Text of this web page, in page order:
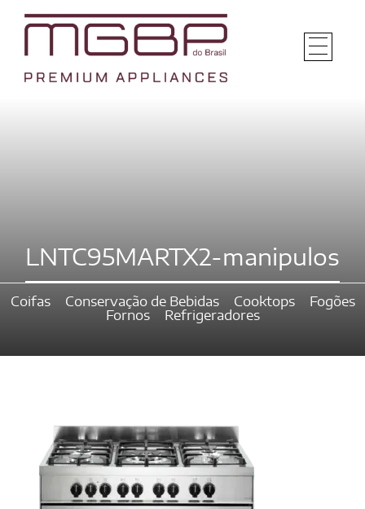
LNTC95MARTX2-manipulos
Coifas Conservação de Bebidas Cooktops
Fogões
Fornos
Refrigeradores